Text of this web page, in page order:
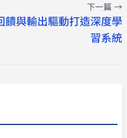
下一篇 →
饋與輸出驅動打造深度學
習系統